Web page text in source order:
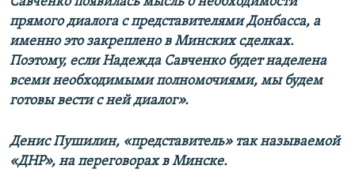
прямого диалога с представителями Донбасса, а
именно это закреплено в Минских сделках.
Поэтому, если Надежда Савченко будет наделена
всеми необходимыми полномочиями, мы будем
готовы вести с ней диалог».
Денис Пушилин, «представитель» так называемой
«ДНР», на переговорах в Минске.